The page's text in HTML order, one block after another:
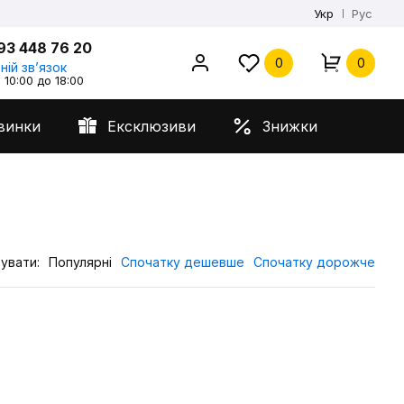
Укр Рус
448 76 20
звʼязок
до 18:00
0 0
Ексклюзиви Знижки
Популярні Спочатку дешевше Спочатку дорожче